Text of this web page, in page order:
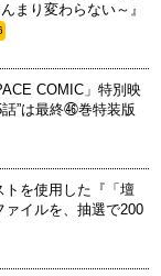
まり変わらない～』
COMIC」特別映
”は最終㊻巻特装版
トを使用した『「壇
イルを、抽選で200